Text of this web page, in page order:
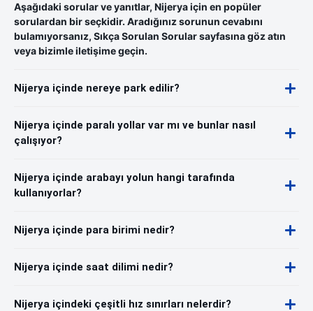
Aşağıdaki sorular ve yanıtlar, Nijerya için en popüler
sorulardan bir seçkidir. Aradığınız sorunun cevabını
bulamıyorsanız, Sıkça Sorulan Sorular sayfasına göz atın
veya bizimle iletişime geçin.
Nijerya içinde nereye park edilir?
Nijerya içinde paralı yollar var mı ve bunlar nasıl
çalışıyor?
Nijerya içinde arabayı yolun hangi tarafında
kullanıyorlar?
Nijerya içinde para birimi nedir?
Nijerya içinde saat dilimi nedir?
Nijerya içindeki çeşitli hız sınırları nelerdir?